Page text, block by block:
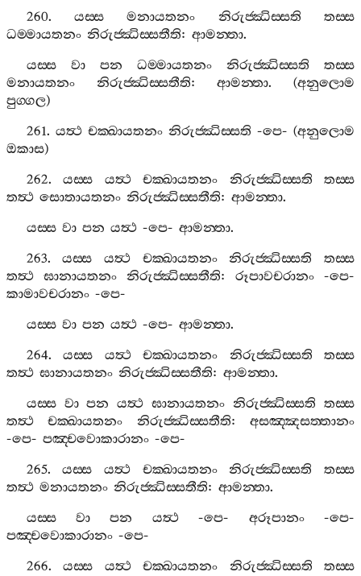
260. යස‍්ස මනායතනං නිරුජ‍්ඣිස‍්සති
තස‍්ස
ධම‍්මායතනං නිරුජ‍්ඣිස‍්සතීති: ආමන‍්තා.
යස‍්ස
වා පන ධම‍්මායතනං නිරුජ‍්ඣිස‍්සති
තස‍්ස
මනායතනං
නිරුජ‍්ඣිස‍්සතීති:ආමන‍්තා. (අනුලොම
පුග‍්ගල)
261. යත්‍ථ චක‍්ඛායතනං නිරුජ‍්ඣිස‍්සති -පෙ- (අනුලොම
ඔකාස)
262.යස‍්ස යත්‍ථ චක‍්ඛායතනං නිරුජ‍්ඣිස‍්සති
තස‍්ස
තත්‍ථ සොතායතනං නිරුජ‍්ඣිස‍්සතීති: ආමන‍්තා.
යස‍්ස වා පන යත්‍ථ-පෙ- ආමන‍්තා.
263.යස‍්ස යත්‍ථ චක‍්ඛායතනං නිරුජ‍්ඣිස‍්සති
තස‍්ස
තත්‍ථ
ඝානායතනං නිරුජ‍්ඣිස‍්සතීති: රූපාවචරානං -පෙ-
කාමාවචරානං -පෙ-
යස‍්ස වා පන යත්‍ථ-පෙ- ආමන‍්තා.
264.යස‍්ස යත්‍ථ චක‍්ඛායතනං නිරුජ‍්ඣිස‍්සති
තස‍්ස
තත්‍ථ ඝානායතනං නිරුජ‍්ඣිස‍්සතීති: ආමන‍්තා.
යස‍්ස වා පන යත්‍ථ ඝානායතනං නිරුජ‍්ඣිස‍්සති තස‍්ස
තත්‍ථ
චක‍්ඛායතනං නිරුජ‍්ඣිස‍්සතීති:අසඤ‍්ඤසත‍්තානං
-පෙ- පඤ‍්චවොකාරානං -පෙ-
265.යස‍්ස යත්‍ථ චක‍්ඛායතනං නිරුජ‍්ඣිස‍්සති
තස‍්ස
තත්‍ථ මනායතනං නිරුජ‍්ඣිස‍්සතීති: ආමන‍්තා.
යස‍්ස
වා පන යත්‍ථ-පෙ- අරූපානං-පෙ-
පඤ‍්චවොකාරානං -පෙ-
266.යස‍්ස යත්‍ථ චක‍්ඛායතනං නිරුජ‍්ඣිස‍්සති
තස‍්ස